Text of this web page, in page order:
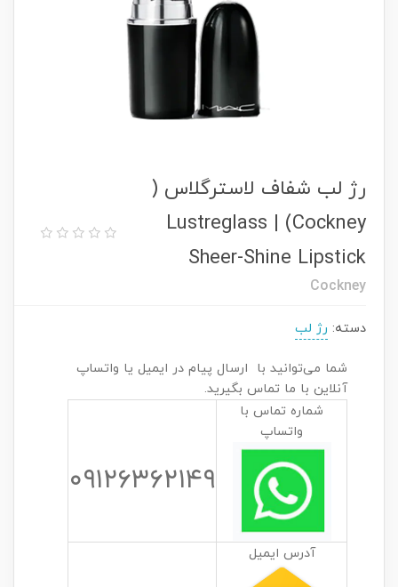
رژ لب شفاف لاسترگلاس (
Cockney) | Lustreglass
Sheer-Shine Lipstick
Cockney
دسته: رژ لب
شما می‌توانید با ارسال پیام در ایمیل یا واتساپ
آنلاین با ما تماس بگیرید.
شماره تماس با
واتساپ
۰۹۱۲۶۳۶۲۱۴۹
آدرس ایمیل